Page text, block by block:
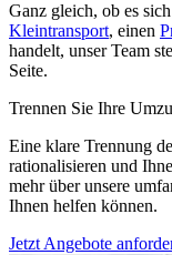
Ganz gleich, ob es
Kleintransport, einen
handelt, unser Team
Seite.
Trennen Sie Ihre
Eine klare Trennung
rationalisieren und
mehr über unsere
Ihnen helfen können.
Jetzt Angebote